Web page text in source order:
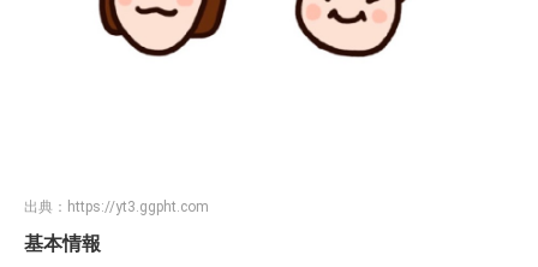
出典： https://yt3.ggpht.com
基本情報